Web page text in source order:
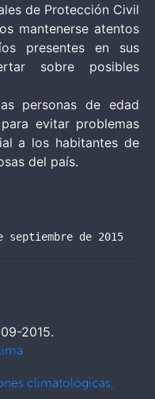
de Protección Civil
mantenerse atentos
presentes en sus
sobre posibles
personas de edad
evitar problemas
a los habitantes de
del país.
septiembre de 2015
2015.
climatológicas,